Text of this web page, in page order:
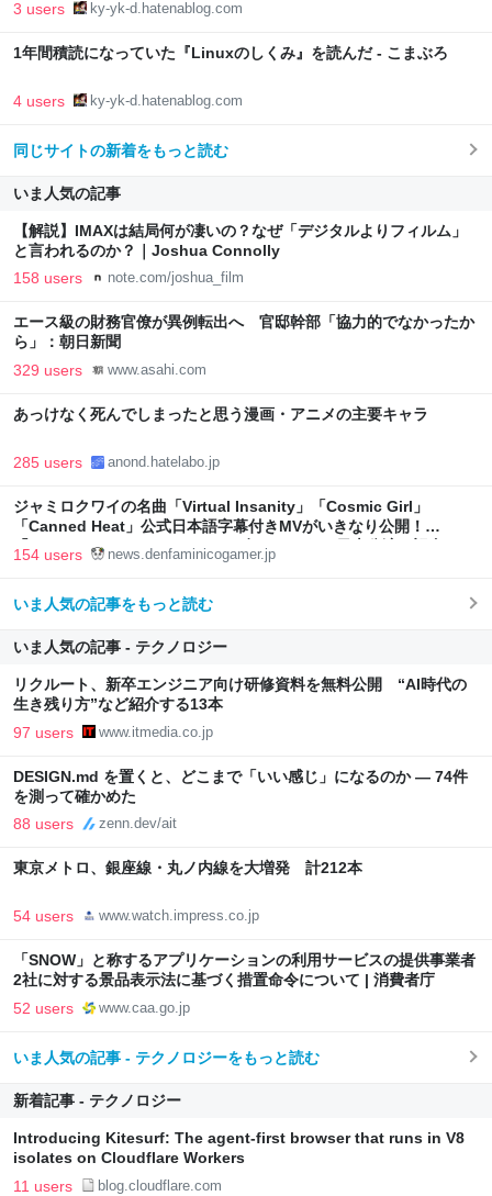
3 users ky-yk-d.hatenablog.com
1年間積読になっていた『Linuxのしくみ』を読んだ - こまぶろ
4 users ky-yk-d.hatenablog.com
同じサイトの新着をもっと読む
いま人気の記事
【解説】IMAXは結局何が凄いの？なぜ「デジタルよりフィルム」
と言われるのか？｜Joshua Connolly
158 users note.com/joshua_film
エース級の財務官僚が異例転出へ 官邸幹部「協力的でなかったか
ら」：朝日新聞
329 users www.asahi.com
あっけなく死んでしまったと思う漫画・アニメの主要キャラ
285 users anond.hatelabo.jp
ジャミロクワイの名曲「Virtual Insanity」「Cosmic Girl」
「Canned Heat」公式日本語字幕付きMVがいきなり公開！
「SUMMER SONIC 2026」での9年ぶりとなる日本公演を記念して
154 users news.denfaminicogamer.jp
いま人気の記事をもっと読む
いま人気の記事 - テクノロジー
リクルート、新卒エンジニア向け研修資料を無料公開 “AI時代の
生き残り方”など紹介する13本
97 users www.itmedia.co.jp
DESIGN.md を置くと、どこまで「いい感じ」になるのか — 74件
を測って確かめた
88 users zenn.dev/ait
東京メトロ、銀座線・丸ノ内線を大増発 計212本
54 users www.watch.impress.co.jp
「SNOW」と称するアプリケーションの利用サービスの提供事業者
2社に対する景品表示法に基づく措置命令について | 消費者庁
52 users www.caa.go.jp
いま人気の記事 - テクノロジーをもっと読む
新着記事 - テクノロジー
Introducing Kitesurf: The agent-first browser that runs in V8
isolates on Cloudflare Workers
11 users blog.cloudflare.com